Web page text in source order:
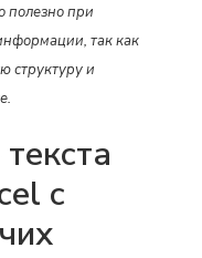
полезно при
так как
структуру и
с